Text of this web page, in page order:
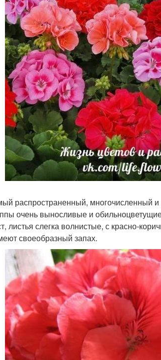
распространенный, многочисленный
очень выносливые и
листья слегка волнистые, с красно-
своеобразный запах.